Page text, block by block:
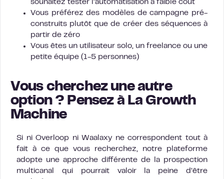
souhaitez tester l’automatisation à faible coût
Vous préférez des modèles de campagne pré-
construits plutôt que de créer des séquences à
partir de zéro
Vous êtes un utilisateur solo, un freelance ou une
petite équipe (1-5 personnes)
Vous cherchez une autre
option ? Pensez à La Growth
Machine
Si ni Overloop ni Waalaxy ne correspondent tout à
fait à ce que vous recherchez, notre plateforme
adopte une approche différente de la prospection
multicanal qui pourrait valoir la peine d’être